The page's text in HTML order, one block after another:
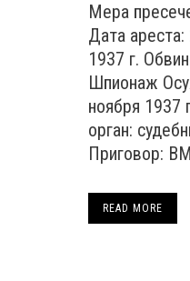
Мера
Дата ареста:
1937 г.
Шпионаж
ноября 1937
орган:
Приговор:
READ MORE